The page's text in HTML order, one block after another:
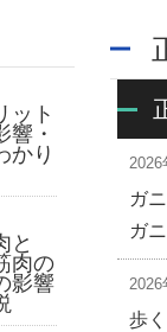
ット
響・
かり
と
肉の
影響
2026
ガ
ガ
2026
歩